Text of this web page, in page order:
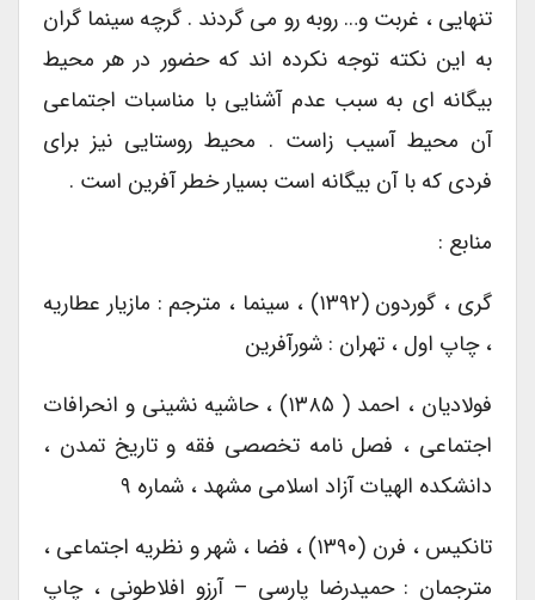
تنهایی ، غربت و… روبه رو می گردند . گرچه سینما گران
به این نکته توجه نکرده اند که حضور در هر محیط
بیگانه ای به سبب عدم آشنایی با مناسبات اجتماعی
آن محیط آسیب زاست . محیط روستایی نیز برای
فردی که با آن بیگانه است بسیار خطر آفرین است .
منابع :
گری ، گوردون (۱۳۹۲) ، سینما ، مترجم : مازیار عطاریه
، چاپ اول ، تهران : شورآفرین
فولادیان ، احمد ( ۱۳۸۵) ، حاشیه نشینی و انحرافات
اجتماعی ، فصل نامه تخصصی فقه و تاریخ تمدن ،
دانشکده الهیات آزاد اسلامی مشهد ، شماره ۹
تانکیس ، فرن (۱۳۹۰) ، فضا ، شهر و نظریه اجتماعی ،
مترجمان : حمیدرضا پارسی – آرزو افلاطونی ، چاپ